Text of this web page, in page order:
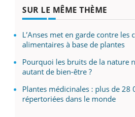
SUR LE MÊME THÈME
L’Anses met en garde contre les
alimentaires à base de plantes
Pourquoi les bruits de la nature
autant de bien-être ?
Plantes médicinales : plus de 28
répertoriées dans le monde